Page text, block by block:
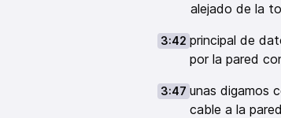
alejado de la
3:42 principal de
por la pared
3:47 unas digamos
cable a la